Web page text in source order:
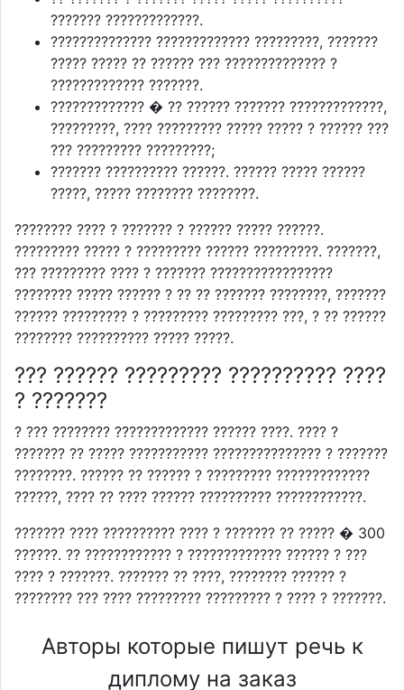
??????? ?????????????.
?????????????? ????????????? ?????????, ???????
????? ????? ?? ?????? ??? ?????????????? ?
????????????? ???????.
????????????? � ?? ?????? ??????? ?????????????,
?????????, ???? ????????? ????? ????? ? ?????? ???
??? ????????? ?????????;
??????? ?????????? ??????. ?????? ????? ??????
?????, ????? ???????? ????????.
???????? ???? ? ??????? ? ?????? ????? ??????.
????????? ????? ? ????????? ?????? ?????????. ???????,
??? ????????? ???? ? ??????? ?????????????????
???????? ????? ?????? ? ?? ?? ??????? ????????, ???????
?????? ????????? ? ????????? ????????? ???, ? ?? ??????
???????? ?????????? ????? ?????.
??? ?????? ????????? ?????????? ????
? ???????
? ??? ???????? ????????????? ?????? ????. ???? ?
??????? ?? ????? ??????????? ??????????????? ? ???????
????????. ?????? ?? ?????? ? ????????? ?????????????
??????, ???? ?? ???? ?????? ?????????? ????????????.
??????? ???? ?????????? ???? ? ??????? ?? ????? � 300
??????. ?? ???????????? ? ????????????? ?????? ? ???
???? ? ???????. ??????? ?? ????, ???????? ?????? ?
???????? ??? ???? ????????? ????????? ? ???? ? ???????.
Авторы которые пишут речь к
диплому на заказ